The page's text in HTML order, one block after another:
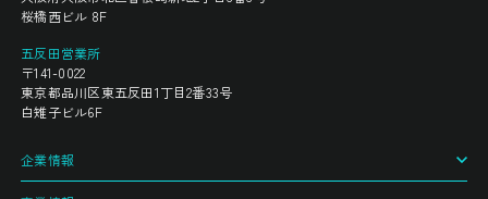
桜橋西ビル 8F
五反田営業所
〒141-0022
東京都品川区東五反田1丁目2番33号
白雉子ビル6F
企業情報